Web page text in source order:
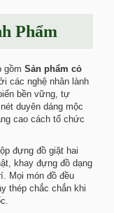
Phẩm
gồm Sản phẩm cỏ
các nghệ nhân lành
bền vững, tự
duyên dáng mộc
cao cách tổ chức
đựng đồ giặt hai
khay đựng đồ dạng
Mọi món đồ đều
thép chắc chắn khi